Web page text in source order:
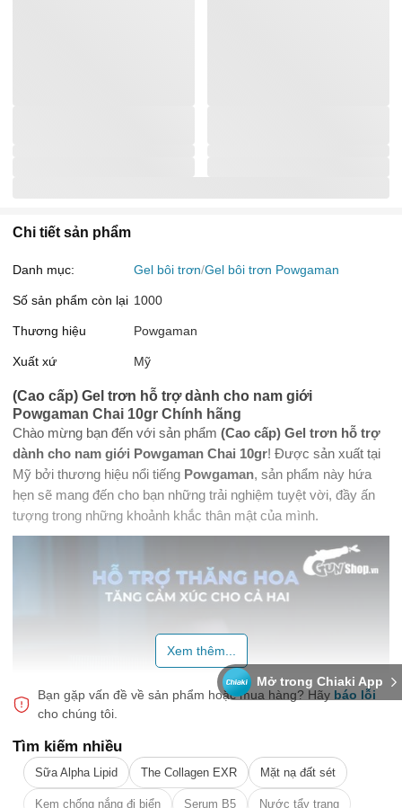
Mở trong Chiaki App
Chi tiết sản phẩm
Danh mục: Gel bôi trơn Gel bôi trơn Powgaman
Số sản phẩm còn lại 1000
Thương hiệu Powgaman
Xuất xứ Mỹ
(Cao cấp) Gel trơn hỗ trợ dành cho nam giới
Powgaman Chai 10gr Chính hãng
Chào mừng bạn đến với sản phẩm (Cao cấp) Gel trơn hỗ trợ
dành cho nam giới Powgaman Chai 10gr! Được sản xuất tại
Mỹ bởi thương hiệu nổi tiếng Powgaman, sản phẩm này hứa
hẹn sẽ mang đến cho bạn những trải nghiệm tuyệt vời, đầy ấn
tượng trong những khoảnh khắc thân mật của mình.
Xem thêm...
Bạn gặp vấn đề về sản phẩm hoặc mua hàng? Hãy báo lỗi
cho chúng tôi.
Tìm kiếm nhiều
Sữa Alpha Lipid The Collagen EXR Mặt nạ đất sét
Kem chống nắng đi biển Serum B5 Nước tẩy trang